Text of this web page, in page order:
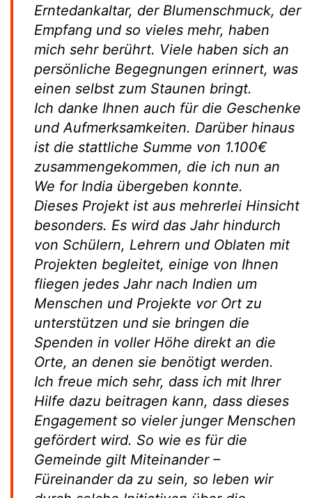
Erntedankaltar, der Blumenschmuck, der
Empfang und so vieles mehr, haben
mich sehr berührt. Viele haben sich an
persönliche Begegnungen erinnert, was
einen selbst zum Staunen bringt.
Ich danke Ihnen auch für die Geschenke
und Aufmerksamkeiten. Darüber hinaus
ist die stattliche Summe von 1.100€
zusammengekommen, die ich nun an
We for India übergeben konnte.
Dieses Projekt ist aus mehrerlei Hinsicht
besonders. Es wird das Jahr hindurch
von Schülern, Lehrern und Oblaten mit
Projekten begleitet, einige von Ihnen
fliegen jedes Jahr nach Indien um
Menschen und Projekte vor Ort zu
unterstützen und sie bringen die
Spenden in voller Höhe direkt an die
Orte, an denen sie benötigt werden.
Ich freue mich sehr, dass ich mit Ihrer
Hilfe dazu beitragen kann, dass dieses
Engagement so vieler junger Menschen
gefördert wird. So wie es für die
Gemeinde gilt Miteinander –
Füreinanderda zu sein, so leben wir